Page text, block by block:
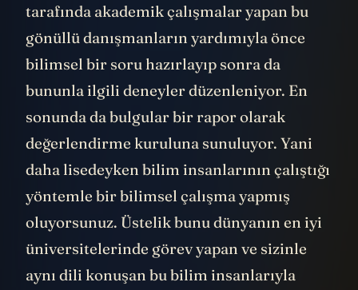
tarafında akademik çalışmalar yapan bu
gönüllü danışmanların yardımıyla önce
bilimsel bir soru hazırlayıp sonra da
bununla ilgili deneyler düzenleniyor. En
sonunda da bulgular bir rapor olarak
değerlendirme kuruluna sunuluyor. Yani
daha lisedeyken bilim insanlarının çalıştığı
yöntemle bir bilimsel çalışma yapmış
oluyorsunuz. Üstelik bunu dünyanın en iyi
üniversitelerinde görev yapan ve sizinle
aynı dili konuşan bu bilim insanlarıyla